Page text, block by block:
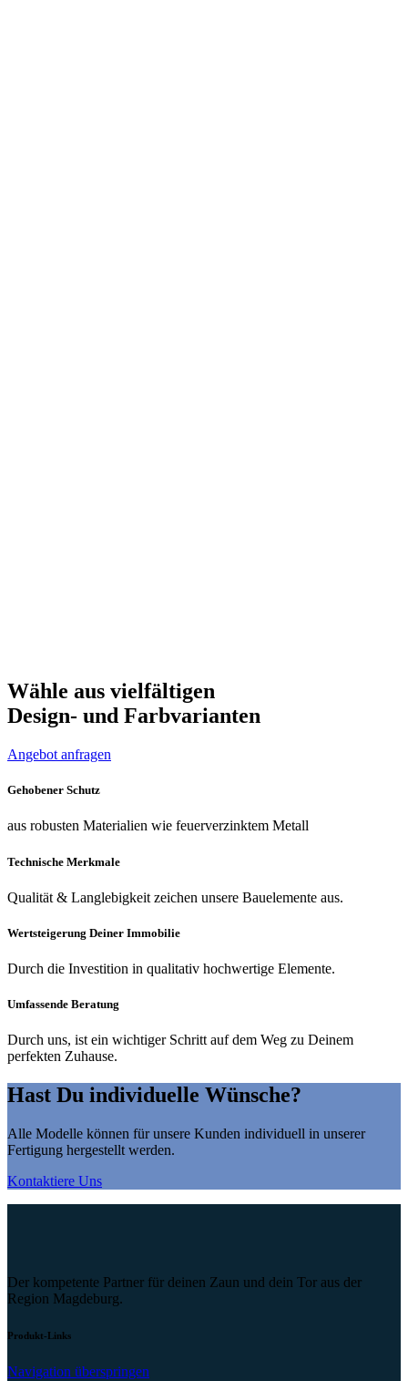
Wähle aus vielfältigen
Design- und Farbvarianten
Angebot anfragen
Gehobener Schutz
aus robusten Materialien wie feuerverzinktem Metall
Technische Merkmale
Qualität & Langlebigkeit zeichen unsere Bauelemente aus.
Wertsteigerung Deiner Immobilie
Durch die Investition in qualitativ hochwertige Elemente.
Umfassende Beratung
Durch uns, ist ein wichtiger Schritt auf dem Weg zu Deinem
perfekten Zuhause.
Hast Du individuelle Wünsche?
Alle Modelle können für unsere Kunden individuell in unserer
Fertigung hergestellt werden.
Kontaktiere Uns
Der kompetente Partner für deinen Zaun und dein Tor aus der
Region Magdeburg.
Produkt-Links
Navigation überspringen